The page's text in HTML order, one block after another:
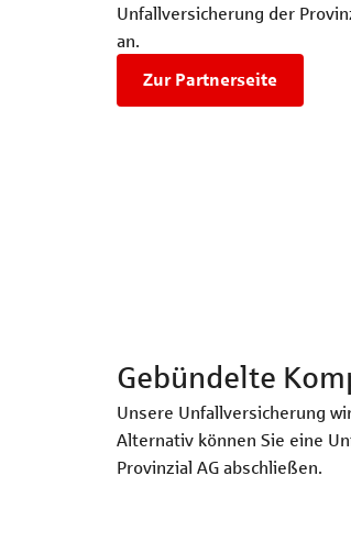
Unfallversicherung der
an.
Zur Partnerseite
Gebündelte
Unsere Unfallversicherung
Alternativ können Sie eine
Provinzial AG abschließen.